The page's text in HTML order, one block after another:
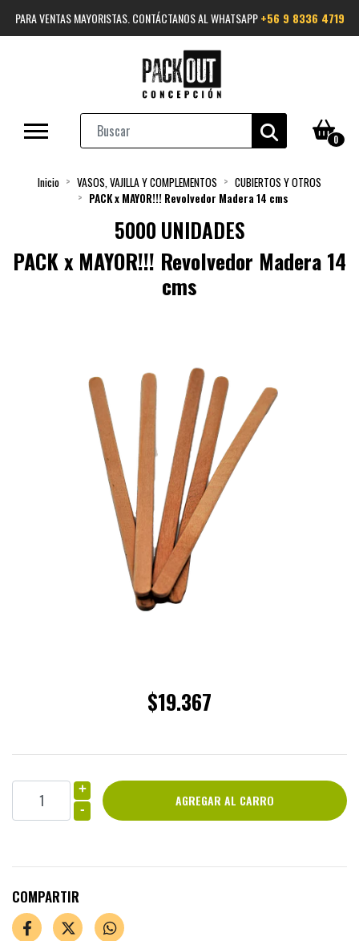
PARA VENTAS MAYORISTAS. CONTÁCTANOS AL WHATSAPP+56 9 8336 4719
0
Inicio VASOS, VAJILLA Y COMPLEMENTOS
CUBIERTOS Y OTROS
PACK x MAYOR!!! Revolvedor Madera 14 cms
5000 UNIDADES
PACK x MAYOR!!! Revolvedor Madera 14
cms
$19.367
+
-
COMPARTIR